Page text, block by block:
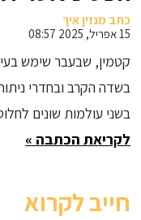
הרפואה
כתב מגזין איך
15 אפריל, 2025 08:57
קטמין, שבעבר שימש
בשדה הקרב ובחדרי
בשני עולמות שונים
לקריאת הכתבה »
חייב לקרוא